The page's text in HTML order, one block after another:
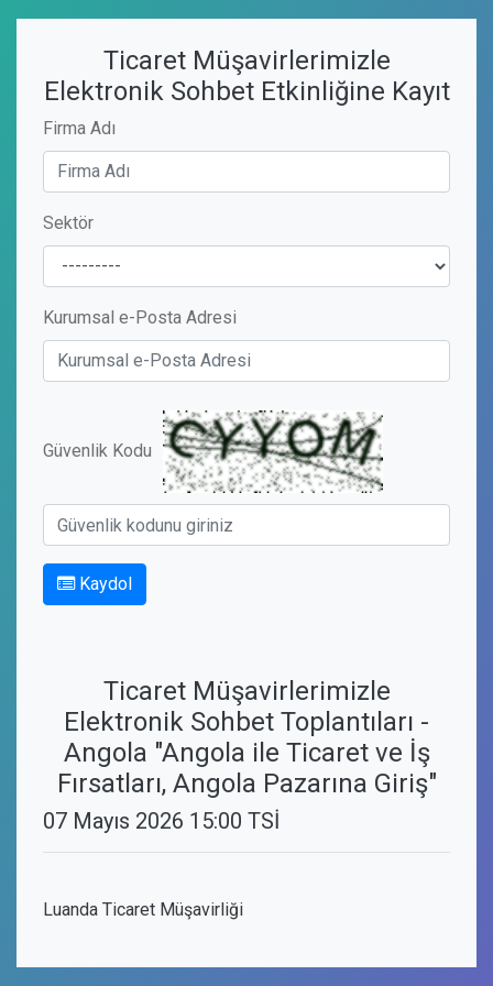
Ticaret Müşavirlerimizle
Elektronik Sohbet Etkinliğine Kayıt
Firma Adı
Sektör
Kurumsal e-Posta Adresi
Güvenlik Kodu
Kaydol
Ticaret Müşavirlerimizle
Elektronik Sohbet Toplantıları -
Angola "Angola ile Ticaret ve İş
Fırsatları, Angola Pazarına Giriş"
07 Mayıs 2026 15:00 TSİ
Luanda Ticaret Müşavirliği